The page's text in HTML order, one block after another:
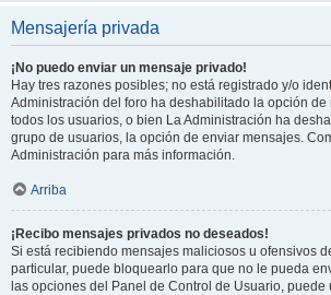
Mensajería privada
¡No puedo enviar un mensaje privado!
Hay tres razones posibles; no está registrado y/o
Administración del foro ha deshabilitado la opción
todos los usuarios, o bien La Administración ha
grupo de usuarios, la opción de enviar mensajes.
Administración para más información.
Arriba
¡Recibo mensajes privados no deseados!
Si está recibiendo mensajes maliciosos u ofensivos
particular, puede bloquearlo para que no le pueda
las opciones del Panel de Control de Usuario, puede